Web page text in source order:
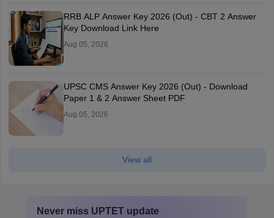
RRB ALP Answer Key 2026 (Out) - CBT 2 Answer
Key Download Link Here
Aug 05, 2026
UPSC CMS Answer Key 2026 (Out) - Download
Paper 1 & 2 Answer Sheet PDF
Aug 05, 2026
View all
Never miss UPTET update